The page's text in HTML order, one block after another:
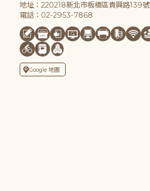
地址：220218新北市板橋區貴興路139號
電話：02-2953-7868
Google 地圖